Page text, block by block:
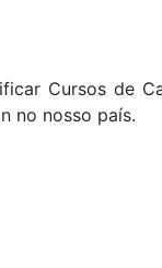
Cursos de
no nosso país.